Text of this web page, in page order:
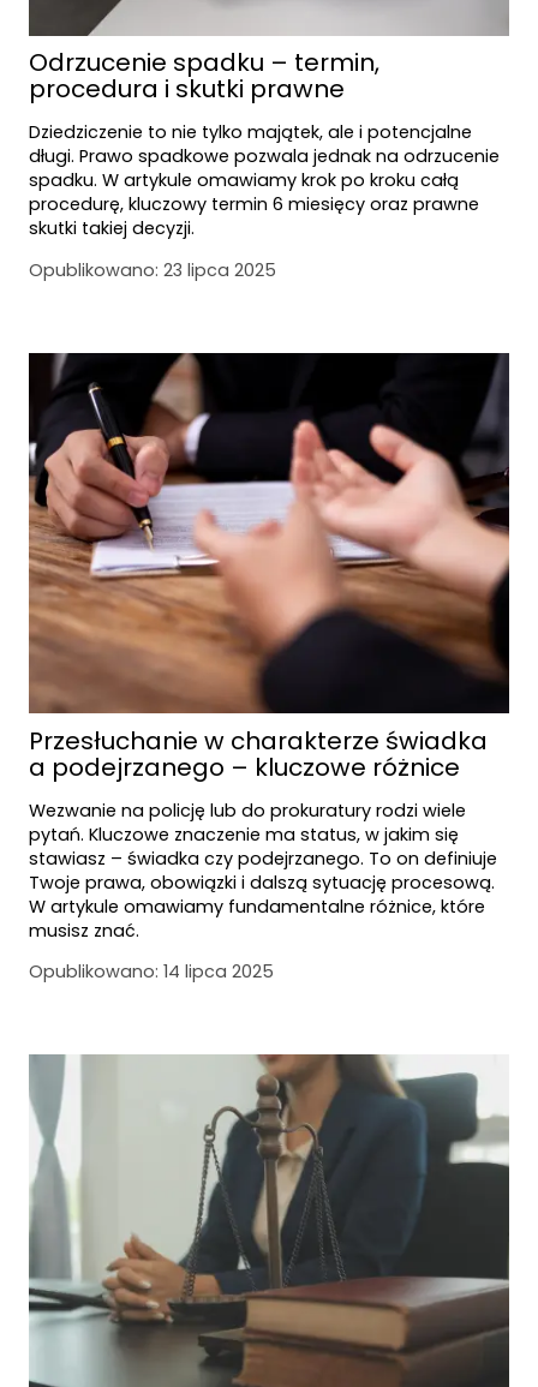
Odrzucenie spadku – termin,
procedura i skutki prawne
Dziedziczenie to nie tylko majątek, ale i potencjalne
długi. Prawo spadkowe pozwala jednak na odrzucenie
spadku. W artykule omawiamy krok po kroku całą
procedurę, kluczowy termin 6 miesięcy oraz prawne
skutki takiej decyzji.
Opublikowano: 23 lipca 2025
Przesłuchanie w charakterze świadka
a podejrzanego – kluczowe różnice
Wezwanie na policję lub do prokuratury rodzi wiele
pytań. Kluczowe znaczenie ma status, w jakim się
stawiasz – świadka czy podejrzanego. To on definiuje
Twoje prawa, obowiązki i dalszą sytuację procesową.
W artykule omawiamy fundamentalne różnice, które
musisz znać.
Opublikowano: 14 lipca 2025